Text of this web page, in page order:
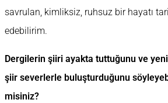
savrulan, kimliksiz, ruhsuz bir hayatı
edebilirim.
Dergilerin şiiri ayakta tuttuğunu ve
şiir severlerle buluşturduğunu
misiniz?